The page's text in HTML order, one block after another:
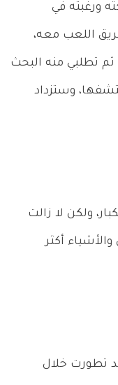
ورغبته في
اللعب معه،
ثم تطلبي منه البحث
وستزداد
ولكن لا زالت
أكثر
تطورت خلال